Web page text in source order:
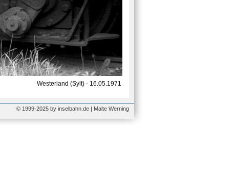
Westerland (Sylt) - 16.05.1971
© 1999-2025 by inselbahn.de | Malte Werning